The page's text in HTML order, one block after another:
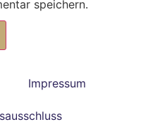
speichern.
Impressum